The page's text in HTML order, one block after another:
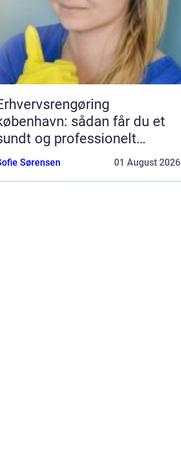
sådan får du et
og professionelt
Sørensen 01 August 2026